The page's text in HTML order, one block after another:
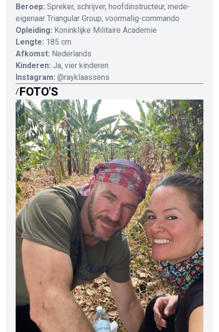
Beroep: Spreker, schrijver, hoofdinstructeur, mede-
eigenaar Triangular Group, voormalig-commando
Opleiding: Koninklijke Militaire Academie
Lengte: 185 cm
Afkomst: Nederlands
Kinderen: Ja, vier kinderen
Instagram: @rayklaassens
/FOTO'S